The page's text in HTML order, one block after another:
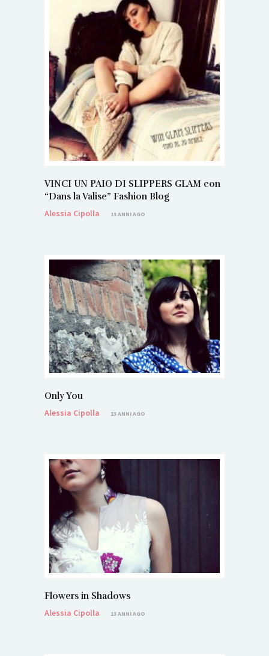
VINCI UN PAIO DI SLIPPERS GLAM con
“Dans la Valise” Fashion Blog
Alessia Cipolla
13 ANNI AGO
Only You
Alessia Cipolla
13 ANNI AGO
Flowers in Shadows
Alessia Cipolla
13 ANNI AGO